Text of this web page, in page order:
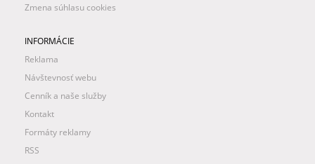
Zmena súhlasu cookies
INFORMÁCIE
Reklama
Návštevnosť webu
Cenník a naše služby
Kontakt
Formáty reklamy
RSS